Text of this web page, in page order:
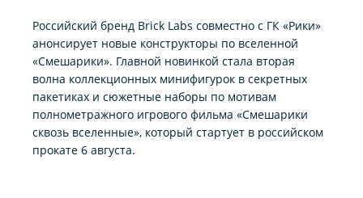
Российский бренд Brick Labs совместно с ГК «Рики»
анонсирует новые конструкторы по вселенной
«Смешарики». Главной новинкой стала вторая
волна коллекционных минифигурок в секретных
пакетиках и сюжетные наборы по мотивам
полнометражного игрового фильма «Смешарики
сквозь вселенные», который стартует в российском
прокате 6 августа.